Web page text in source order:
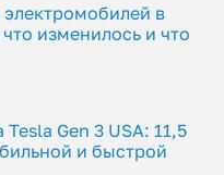
в
изменилось и что
Gen 3 USA: 11,5
и быстрой